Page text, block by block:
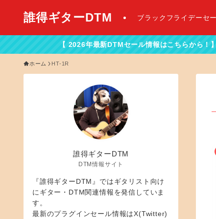
誰得ギターDTM ブラックフライデーセ
【 2026年最新DTMセール情報はこちらから！】
ホーム HT-1R
誰得ギターDTM
DTM情報サイト
『誰得ギターDTM』ではギタリスト向け
にギター・DTM関連情報を発信していま
す。
最新のプラグインセール情報はX(Twitter)